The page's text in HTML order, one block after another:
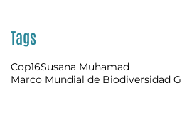
Tags
Cop16Susana Muhamad
Marco Mundial de Biodiversidad